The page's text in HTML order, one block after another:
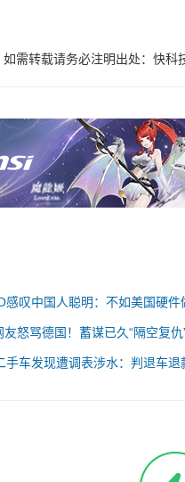
如需转载请务必注明出处：快科
感叹中国人聪明：不如美国硬件
制我憎恨
怒骂德国！蓄谋已久“隔空复仇
手车发现遭调表涉水：判退车退